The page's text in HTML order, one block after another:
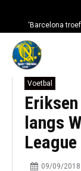
‘Barcelona
Voetbal
langs
League
09/09/2018